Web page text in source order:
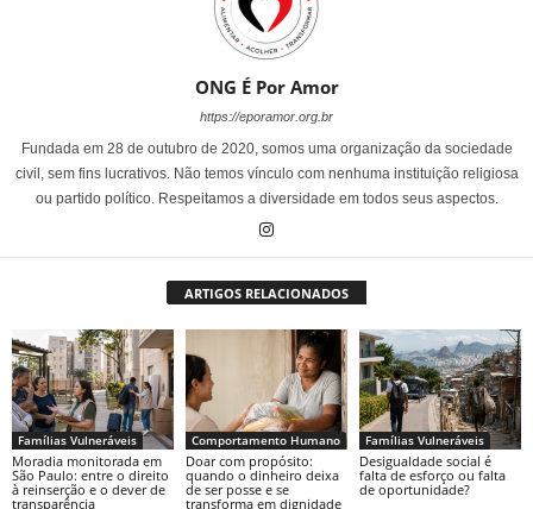
ONG É Por Amor
https://eporamor.org.br
Fundada em 28 de outubro de 2020, somos uma organização da sociedade
civil, sem fins lucrativos. Não temos vínculo com nenhuma instituição religiosa
ou partido político. Respeitamos a diversidade em todos seus aspectos.
ARTIGOS RELACIONADOS
Famílias Vulneráveis
Moradia monitorada em
São Paulo: entre o direito
à reinserção e o dever de
transparência
Comportamento Humano
Doar com propósito:
quando o dinheiro deixa
de ser posse e se
transforma em dignidade
Famílias Vulneráveis
Desigualdade social é
falta de esforço ou falta
de oportunidade?